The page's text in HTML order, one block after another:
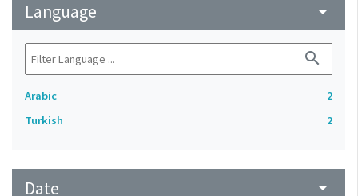
Language arrow_drop_down
search
Arabic
2
Turkish
2
Date arrow_drop_down